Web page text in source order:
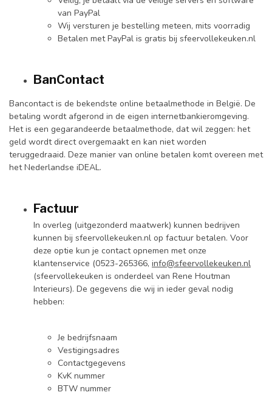
van PayPal
Wij versturen je bestelling meteen, mits voorradig
Betalen met PayPal is gratis bij sfeervollekeuken.nl
BanContact
Bancontact is de bekendste online betaalmethode in België. De
betaling wordt afgerond in de eigen internetbankieromgeving.
Het is een gegarandeerde betaalmethode, dat wil zeggen: het
geld wordt direct overgemaakt en kan niet worden
teruggedraaid. Deze manier van online betalen komt overeen met
het Nederlandse iDEAL.
Factuur
In overleg (uitgezonderd maatwerk) kunnen bedrijven
kunnen bij sfeervollekeuken.nl op factuur betalen. Voor
deze optie kun je contact opnemen met onze
klantenservice (0523-265366, info@sfeervollekeuken.nl
(sfeervollekeuken is onderdeel van Rene Houtman
Interieurs). De gegevens die wij in ieder geval nodig
hebben:
Je bedrijfsnaam
Vestigingsadres
Contactgegevens
KvK nummer
BTW nummer